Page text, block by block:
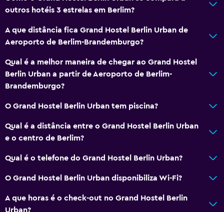
outros hotéis 3 estrelas em Berlim?
A que distância fica Grand Hostel Berlin Urban de
Aeroporto de Berlim-Brandemburgo?
Qual é a melhor maneira de chegar ao Grand Hostel
Berlin Urban a partir de Aeroporto de Berlim-
Brandemburgo?
O Grand Hostel Berlin Urban tem piscina?
Qual é a distância entre o Grand Hostel Berlin Urban
e o centro de Berlim?
Qual é o telefone do Grand Hostel Berlin Urban?
O Grand Hostel Berlin Urban disponibiliza Wi-Fi?
A que horas é o check-out no Grand Hostel Berlin
Urban?